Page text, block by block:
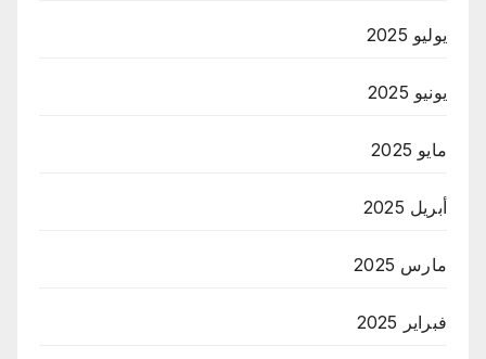
يوليو 2025
يونيو 2025
مايو 2025
أبريل 2025
مارس 2025
فبراير 2025